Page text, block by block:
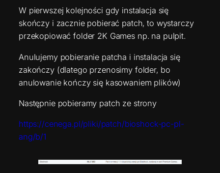
W pierwszej kolejności gdy instalacja się
skończy i zacznie pobierać patch, to wystarczy
przekopiować folder 2K Games np. na pulpit.
Anulujemy pobieranie patcha i instalacja się
zakończy (dlatego przenosimy folder, bo
anulowanie kończy się kasowaniem plików)
Następnie pobieramy patch ze strony
https://cenega.pl/pliki/patch/bioshock-pc-pl-
ang/b/1